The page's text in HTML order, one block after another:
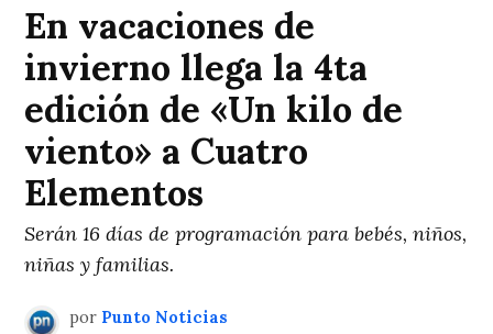
En vacaciones de
invierno llega la 4ta
edición de «Un kilo de
viento» a Cuatro
Elementos
Serán 16 días de programación para bebés, niños,
niñas y familias.
por Punto Noticias